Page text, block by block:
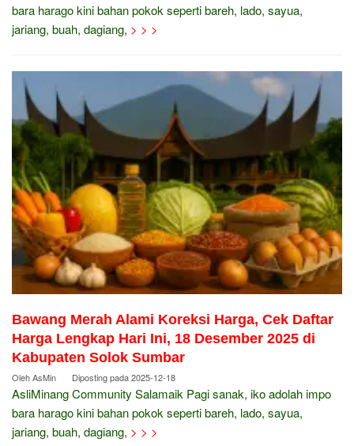
bara harago kini bahan pokok seperti bareh, lado, sayua,
jariang, buah, dagiang, > > >
Bawang Merah Alami Koreksi Harga, Cek Daftar
Harga Lengkap Hari Ini, 18 Desember 2025 di
Kabupaten Solok Sumbar
OlehAsMin Diposting pada2025-12-18
AsliMinang Community Salamaik Pagi sanak, iko adolah impo
bara harago kini bahan pokok seperti bareh, lado, sayua,
jariang, buah, dagiang, > > >